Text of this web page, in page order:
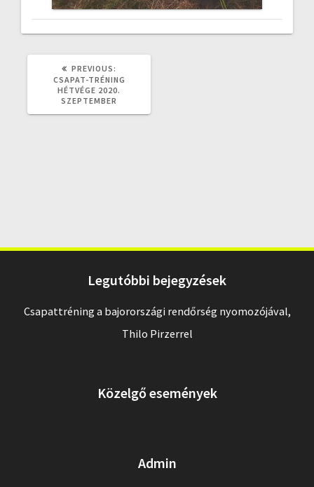
PREVIOUS:
POST:
CSAPAT-TRÉNING
HÉTVÉGE 2020.
SZEPTEMBER
Legutóbbi bejegyzések
Csapattréning a bajorországi rendőrség nyomozójával,
Thilo Pirzerrel
Közelgő események
Admin